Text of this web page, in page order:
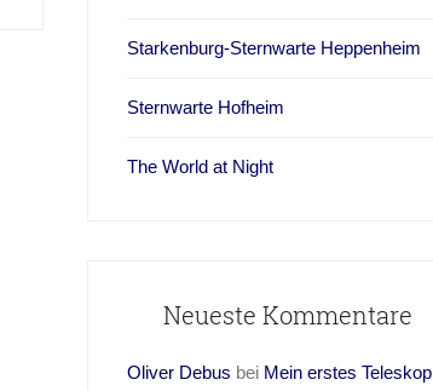
Starkenburg-Sternwarte Heppenheim
Sternwarte Hofheim
The World at Night
Neueste Kommentare
Oliver Debus bei Mein erstes Teleskop